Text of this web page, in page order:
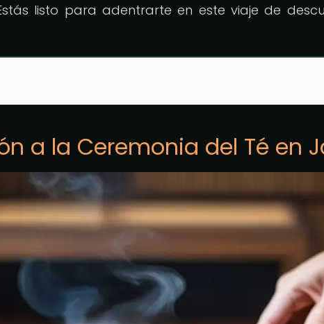
listo para adentrarte en este viaje de
a la Ceremonia del Té en